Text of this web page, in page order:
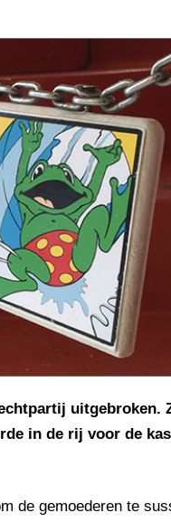
uitgebroken.
in de rij voor de
de gemoederen te